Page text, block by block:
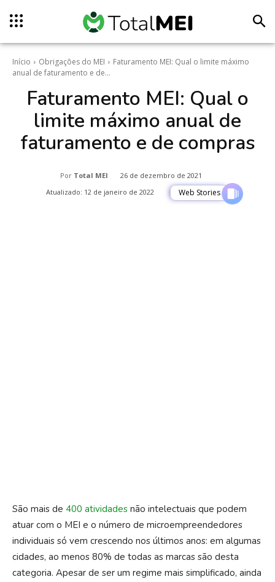
Início Obrigações do MEI
Faturamento MEI: Qual o limite máximo
anual de faturamento e de...
Faturamento MEI: Qual o
limite máximo anual de
faturamento e de compras
Por Total MEI
26 de dezembro de 2021
Atualizado: 12 de janeiro de 2022 Web Stories
São mais de 400 atividades não intelectuais que podem
atuar com o MEI e o número de microempreendedores
individuais só vem crescendo nos últimos anos: em algumas
cidades, ao menos 80% de todas as marcas são desta
categoria. Apesar de ser um regime mais simplificado, ainda